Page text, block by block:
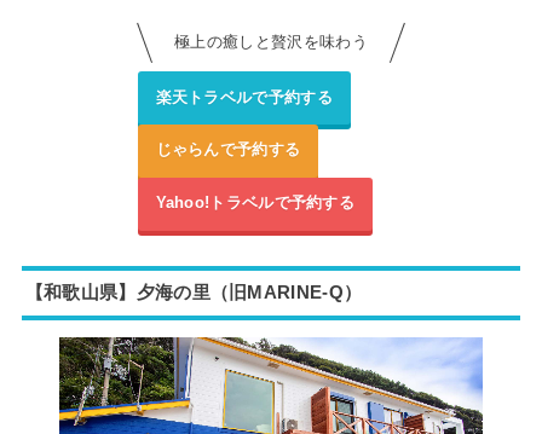
極上の癒しと贅沢を味わう
楽天トラベルで予約する
じゃらんで予約する
Yahoo!トラベルで予約する
【和歌山県】夕海の里（旧 MARINE-Q）